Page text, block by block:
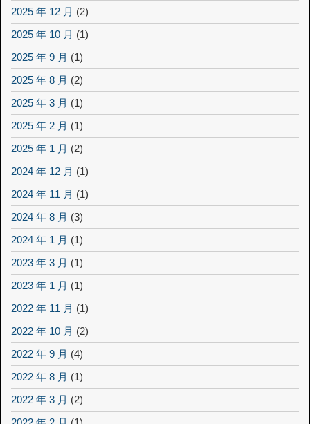
2025 年 12 月 (2)
2025 年 10 月 (1)
2025 年 9 月 (1)
2025 年 8 月 (2)
2025 年 3 月 (1)
2025 年 2 月 (1)
2025 年 1 月 (2)
2024 年 12 月 (1)
2024 年 11 月 (1)
2024 年 8 月 (3)
2024 年 1 月 (1)
2023 年 3 月 (1)
2023 年 1 月 (1)
2022 年 11 月 (1)
2022 年 10 月 (2)
2022 年 9 月 (4)
2022 年 8 月 (1)
2022 年 3 月 (2)